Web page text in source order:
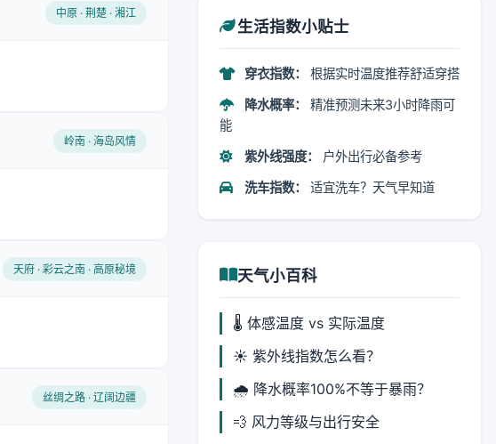
中原 · 荆楚 · 湘江
岭南 · 海岛风情
天府 · 彩云之南 · 高原秘境
丝绸之路 · 辽阔边疆
生活指数小贴士
穿衣指数： 根据实时温度推荐舒适穿搭
降水概率：
精准预测未来3小时降雨可
能
紫外线强度： 户外出行必备参考
洗车指数： 适宜洗车？天气早知道
天气小百科
🌡️ 体感温度 vs 实际温度
☀️ 紫外线指数怎么看？
🌧️ 降水概率100%不等于暴雨？
💨 风力等级与出行安全